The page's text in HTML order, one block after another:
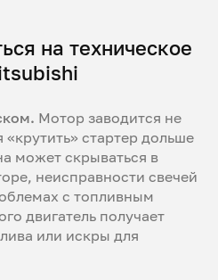
на техническое
Мотор заводится не
«крутить» стартер дольше
может скрываться в
неисправности свечей
с топливным
двигатель получает
или искры для